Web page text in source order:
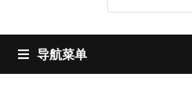
导航菜单